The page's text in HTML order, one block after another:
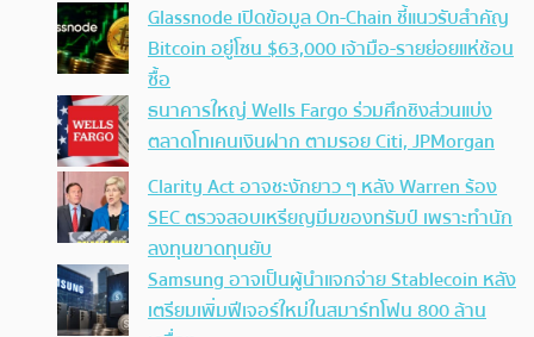
Glassnode เปิดข้อมูล On-Chain ชี้แนวรับสำคัญ
Bitcoin อยู่โซน $63,000 เจ้ามือ-รายย่อยแห่ช้อน
ซื้อ
ธนาคารใหญ่ Wells Fargo ร่วมศึกชิงส่วนแบ่ง
ตลาดโทเคนเงินฝาก ตามรอย Citi, JPMorgan
Clarity Act อาจชะงักยาว ๆ หลัง Warren ร้อง
SEC ตรวจสอบเหรียญมีมของทรัมป์ เพราะทำนัก
ลงทุนขาดทุนยับ
Samsung อาจเป็นผู้นำแจกจ่าย Stablecoin หลัง
เตรียมเพิ่มฟีเจอร์ใหม่ในสมาร์ทโฟน 800 ล้าน